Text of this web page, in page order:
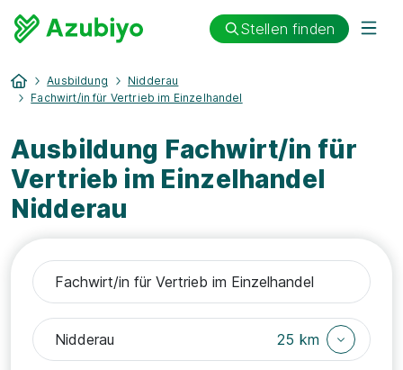
Stellen finden
Ausbildung
Nidderau
Fachwirt/in für Vertrieb im Einzelhandel
Ausbildung Fachwirt/in für
Vertrieb im Einzelhandel
Nidderau
25 km